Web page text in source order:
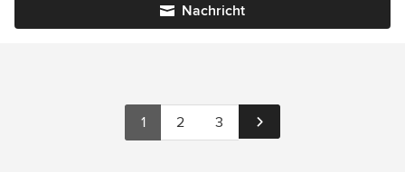
Nachricht
1 2 3